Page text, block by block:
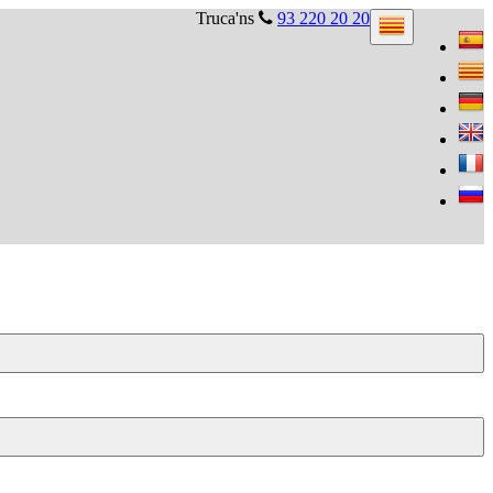
Truca'ns 93 220 20 20